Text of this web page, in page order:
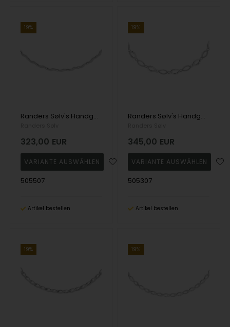
19%
Randers Sølv's Handgefertigte Halskette aus Silber mit gewellten Gliedern - 5,0 mm
323,00 EUR
505507
Artikel bestellen
19%
Randers Sølv's Handgefertigte Halskette aus Silber mit matten und glänzenden Gliedern - 12,0 mm
345,00 EUR
505307
Artikel bestellen
19% 19%